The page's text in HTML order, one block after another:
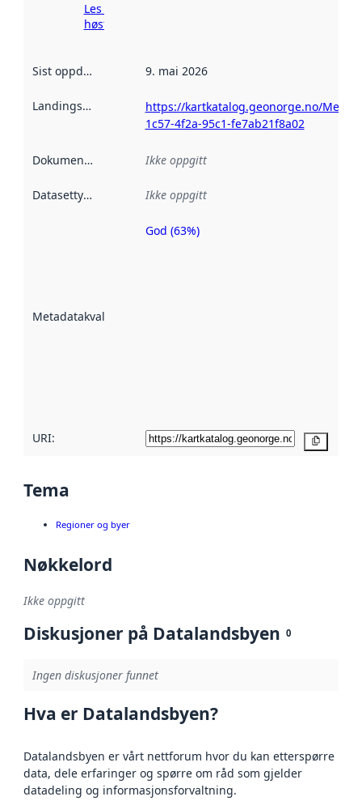
Les mer om
høsting her
Sist oppdatert 9. mai 2026
Landingsside
https://kartkatalog.geonorge.no/
1c57-4f2a-95c1-fe7ab21f8a02
Dokumentasjon Ikke oppgitt
Datasettype Ikke oppgitt
Metadatakvalitet
Metadatakvalitet
God (63%)
URI:
Tema
Regioner og byer
Nøkkelord
Ikke oppgitt
Diskusjoner på Datalandsbyen 0
Ingen diskusjoner funnet
Hva er Datalandsbyen?
Datalandsbyen er vårt nettforum hvor du kan etterspørre
data, dele erfaringer og spørre om råd som gjelder
datadeling og informasjonsforvaltning.